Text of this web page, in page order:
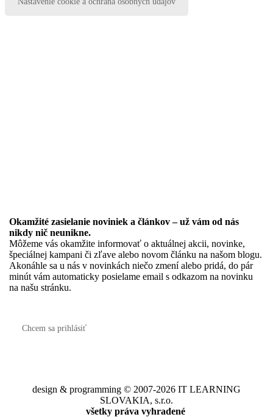
Okamžité zasielanie noviniek a článkov – už vám od nás
nikdy nič neunikne.
Môžeme vás okamžite informovať o aktuálnej akcii, novinke,
špeciálnej kampani či zľave alebo novom článku na našom blogu.
Akonáhle sa u nás v novinkách niečo zmení alebo pridá, do pár
minút vám automaticky posielame email s odkazom na novinku
na našu stránku.
Chcem sa prihlásiť
design & programming © 2007-2026 IT LEARNING
SLOVAKIA, s.r.o.
všetky práva vyhradené